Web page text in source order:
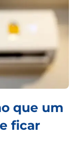
que um
ficar